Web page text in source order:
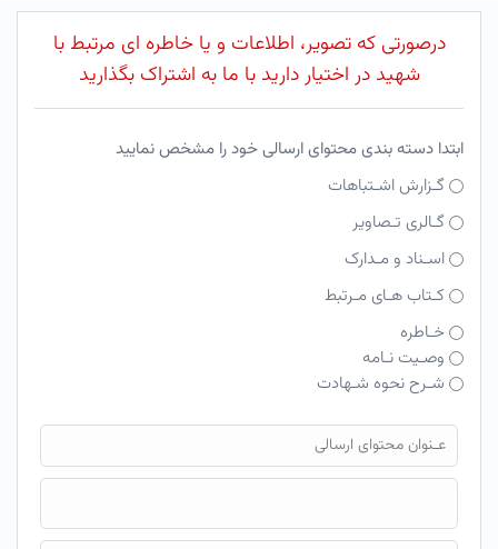
درصورتی که تصویر، اطلاعات و یا خاطره ای مرتبط با
شهید در اختیار دارید با ما به اشتراک بگذارید
ابتدا دسته بندی محتوای ارسالی خود را مشخص نمایید
گـزارش اشـتباهات
گـالری تـصاویر
اسـناد و مـدارک
کـتاب هـای مـرتبط
خـاطره
وصـیت نـامه
شـرح نحوه شـهادت
فایل محتوای ارسالی